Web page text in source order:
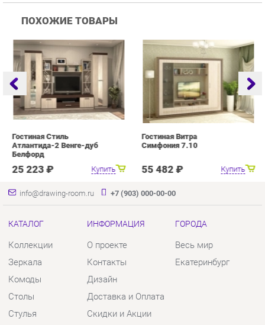
Купить
Гостиная Стиль
Атлантида-2 Венге-дуб
Белфорд
25 223 ₽
Гостиная Витра
Симфония 7.10
55 482 ₽
+7 (903) 000-00-00
КАТАЛОГ
Коллекции
Зеркала
Комоды
Столы
Стулья
О проекте
Контакты
Дизайн
Доставка и Оплата
Скидки и Акции
Весь мир
Екатеринбург
КОНТАКТЫ